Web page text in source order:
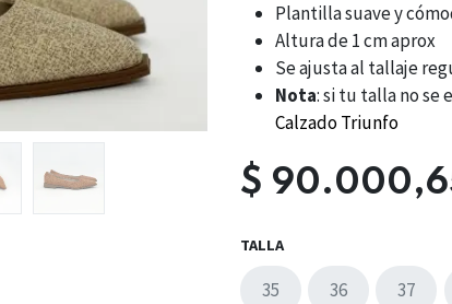
Plantilla suave y
Altura de 1 cm aprox
Se ajusta al tallaje
Nota: si tu talla no se
Calzado Triunfo
$
TALLA
35 36 37